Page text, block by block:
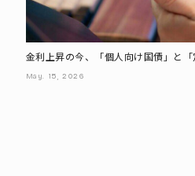
金利上昇の今、「個人向け国債」と「
どちらが得? 最新金利で比較
May. 15, 2026